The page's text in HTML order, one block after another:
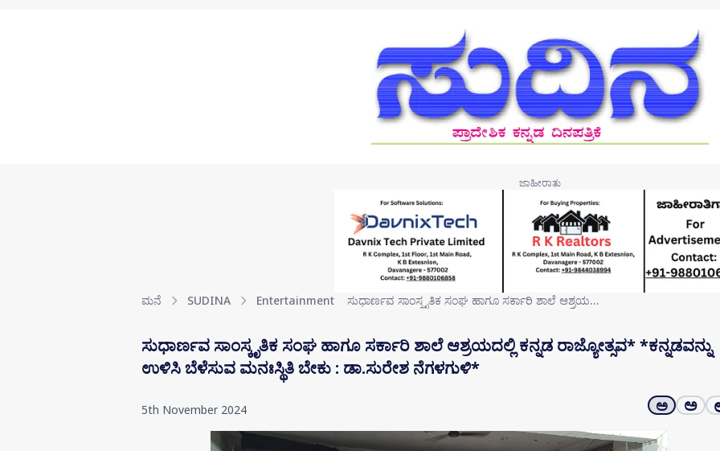
ಮನೆ SUDINA Entertainment ಸುಧಾರ್ಣವ ಸಾಂಸ್ಕೃತಿಕ ಸಂಘ ಹಾಗೂ ಸರ್ಕಾರಿ ಶಾಲೆ ಆಶ್ರಯ…
ಸುಧಾರ್ಣವ ಸಾಂಸ್ಕೃತಿಕ ಸಂಘ ಹಾಗೂ ಸರ್ಕಾರಿ ಶಾಲೆ ಆಶ್ರಯದಲ್ಲಿ ಕನ್ನಡ ರಾಜ್ಯೋತ್ಸವ* *ಕನ್ನಡವನ್ನು
ಉಳಿಸಿ ಬೆಳೆಸುವ ಮನಃಸ್ಥಿತಿ ಬೇಕು : ಡಾ.ಸುರೇಶ ನೆಗಳಗುಳಿ*
5th November 2024 ಅ ಅ